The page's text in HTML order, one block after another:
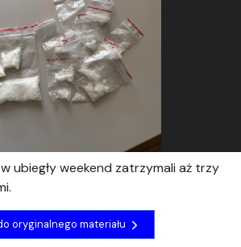
ubiegły weekend zatrzymali aż trzy
oryginalnego materiału